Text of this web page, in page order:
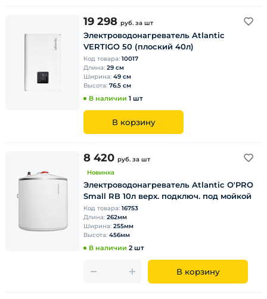
19 298 руб. за шт
Электроводонагреватель Atlantic
VERTIGO 50 (плоский 40л)
Код товара: 10017
Длина: 29 см
Ширина: 49 см
Высота: 76.5 см
В наличии 1 шт
В корзину
8 420 руб. за шт
Новинка
Электроводонагреватель Atlantic O'PRO
Small RB 10л верх. подключ. под мойкой
Код товара: 16753
Длина: 262мм
Ширина: 255мм
Высота: 456мм
В наличии 2 шт
В корзину